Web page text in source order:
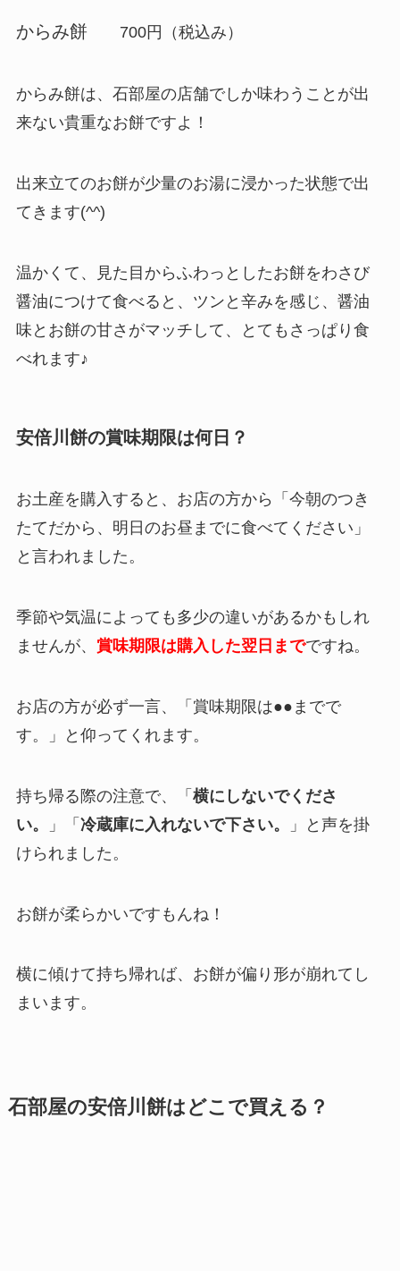
からみ餅 700円（税込み）
からみ餅は、石部屋の店舗でしか味わうことが出
来ない貴重なお餅ですよ！
出来立てのお餅が少量のお湯に浸かった状態で出
てきます(^^)
温かくて、見た目からふわっとしたお餅をわさび
醤油につけて食べると、ツンと辛みを感じ、醤油
味とお餅の甘さがマッチして、とてもさっぱり食
べれます♪
安倍川餅の賞味期限は何日？
お土産を購入すると、お店の方から「 今朝のつき
たてだから、明日のお昼までに食べてください 」
と言われました。
季節や気温によっても多少の違いがあるかもしれ
ませんが、 賞味期限は購入した翌日までですね。
お店の方が必ず一言、「賞味期限は●●までで
す。」と仰ってくれます。
持ち帰る際の注意で、「 横にしないでくださ
い。
」「 冷蔵庫に入れないで下さい。
」と声を掛
けられました。
お餅が柔らかいですもんね！
横に傾けて持ち帰れば、お餅が偏り形が崩れてし
まいます。
石部屋の安倍川餅はどこで買える？